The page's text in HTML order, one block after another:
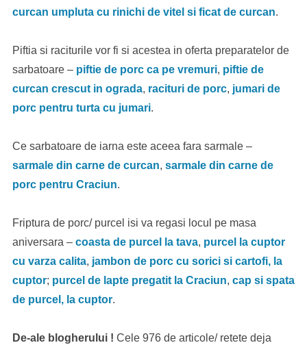
curcan umpluta cu rinichi de vitel si ficat de curcan.
Piftia si raciturile vor fi si acestea in oferta preparatelor de
sarbatoare – piftie de porc ca pe vremuri, piftie de
curcan crescut in ograda, racituri de porc, jumari de
porc pentru turta cu jumari.
Ce sarbatoare de iarna este aceea fara sarmale –
sarmale din carne de curcan, sarmale din carne de
porc pentru Craciun.
Friptura de porc/ purcel isi va regasi locul pe masa
aniversara – coasta de purcel la tava, purcel la cuptor
cu varza calita, jambon de porc cu sorici si cartofi, la
cuptor; purcel de lapte pregatit la Craciun, cap si spata
de purcel, la cuptor.
De-ale blogherului ! Cele 976 de articole/ retete deja